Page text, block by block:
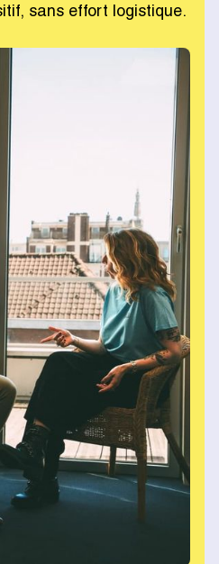
sans effort logistique.